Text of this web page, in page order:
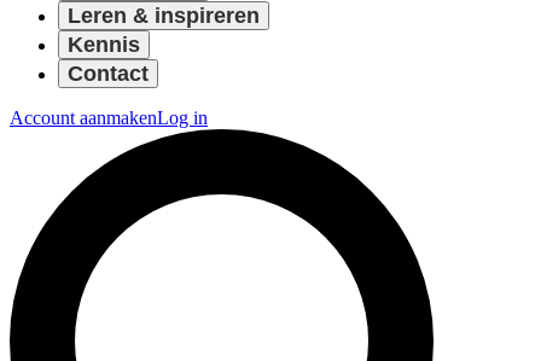
Leren & inspireren
Kennis
Contact
Account aanmakenLog in